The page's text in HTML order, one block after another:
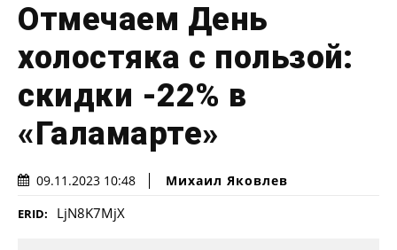
Отмечаем День
холостяка с пользой:
скидки -22% в
«Галамарте»
09.11.2023 10:48 Михаил Яковлев
ERID: LjN8K7MjX